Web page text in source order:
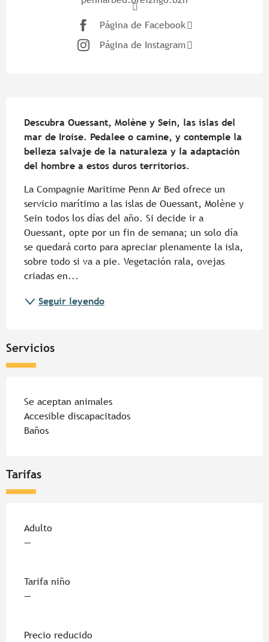
Página de Facebook
Página de Instagram
Descubra Ouessant, Molène y Sein, las islas del
mar de Iroise. Pedalee o camine, y contemple la
belleza salvaje de la naturaleza y la adaptación
del hombre a estos duros territorios.
La Compagnie Maritime Penn Ar Bed ofrece un
servicio marítimo a las islas de Ouessant, Molène y
Sein todos los días del año. Si decide ir a
Ouessant, opte por un fin de semana; un solo día
se quedará corto para apreciar plenamente la isla,
sobre todo si va a pie. Vegetación rala, ovejas
criadas en...
Seguir leyendo
Servicios
Se aceptan animales
Accesible discapacitados
Baños
Tarifas
Tarifas 2026
Adulto
—
Tarifa niño
—
Precio reducido